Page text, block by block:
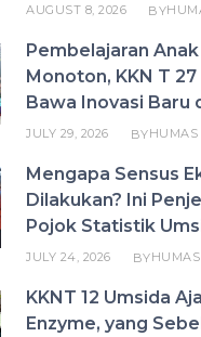
AUGUST 8, 2026 BY
Pembelajaran
Monoton, KKN T
Bawa Inovasi Baru
JULY 29, 2026 BY
Mengapa Sensus
Dilakukan? Ini
Pojok Statistik
JULY 24, 2026 BY
KKNT 12 Umsida
Enzyme, yang